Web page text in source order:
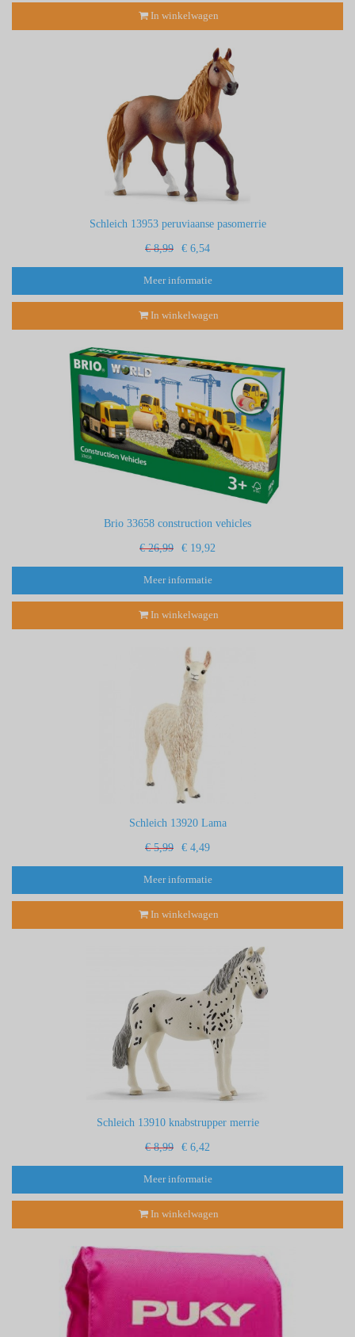
In winkelwagen
Schleich 13953 peruviaanse pasomerrie
€ 8,99 € 6,54
Meer informatie
In winkelwagen
Brio 33658 construction vehicles
€ 26,99 € 19,92
Meer informatie
In winkelwagen
Schleich 13920 Lama
€ 5,99 € 4,49
Meer informatie
In winkelwagen
Schleich 13910 knabstrupper merrie
€ 8,99 € 6,42
Meer informatie
In winkelwagen